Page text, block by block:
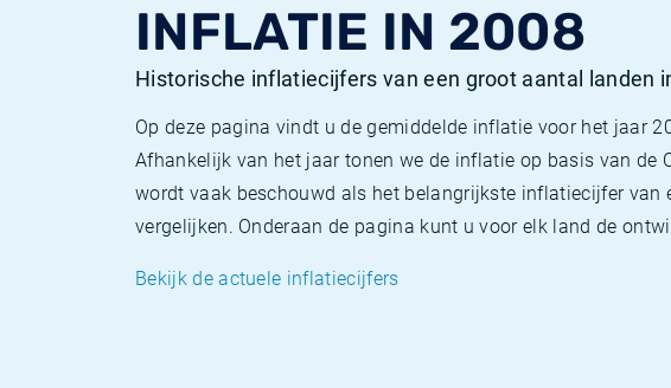
INFLATIE IN 2008
Historische inflatiecijfers van een groot aantal landen
Op deze pagina vindt u de gemiddelde inflatie voor het jaar
Afhankelijk van het jaar tonen we de inflatie op basis van de
wordt vaak beschouwd als het belangrijkste inflatiecijfer van
vergelijken. Onderaan de pagina kunt u voor elk land de
Bekijk de actuele inflatiecijfers
Europese inflatie - HICP
Historische inflatie